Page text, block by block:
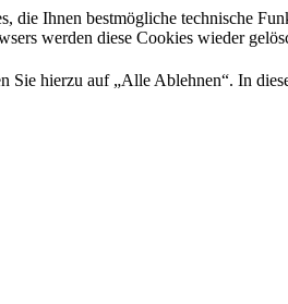
die Ihnen bestmögliche technische
werden diese Cookies wieder
hierzu auf „Alle Ablehnen“. In